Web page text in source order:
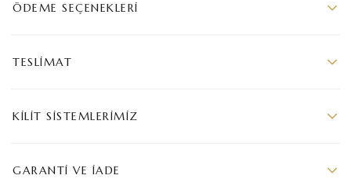
ÖDEME SEÇENEKLERI
TESLIMAT
KILIT SISTEMLERIMIZ
GARANTI VE İADE